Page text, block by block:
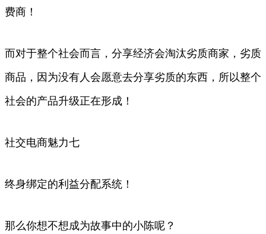
费商！
而对于整个社会而言，分享经济会淘汰劣质商家，劣质
商品，因为没有人会愿意去分享劣质的东西，所以整个
社会的产品升级正在形成！
社交电商魅力七
终身绑定的利益分配系统！
那么你想不想成为故事中的小陈呢？